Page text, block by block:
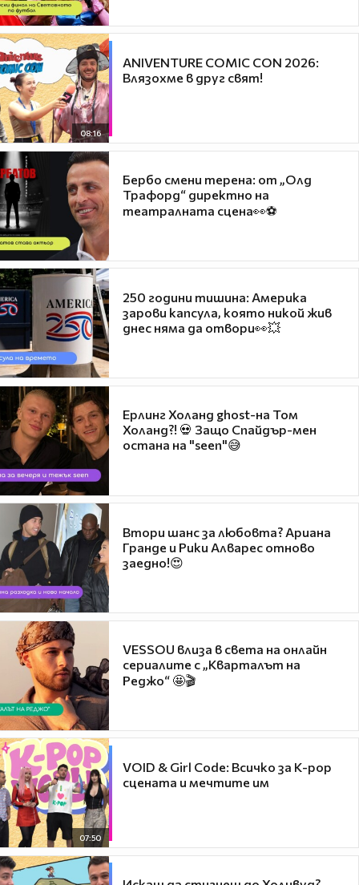
08:16
ANIVENTURE COMIC CON 2026:
Влязохме в друг свят!
Бербо смени терена: от „Олд
Трафорд“ директно на
театралната сцена👀⚽
250 години тишина: Америка
зарови капсула, която никой жив
днес няма да отвори👀💥
Ерлинг Холанд ghost-на Том
Холанд?! 💀 Защо Спайдър-мен
остана на "seen"😅
Втори шанс за любовта? Ариана
Гранде и Рики Алварес отново
заедно!😍
VESSOU влиза в света на онлайн
сериалите с „Кварталът на
Реджо“ 🤩🎬
07:50
VOID & Girl Code: Всичко за K-pop
сцената и мечтите им